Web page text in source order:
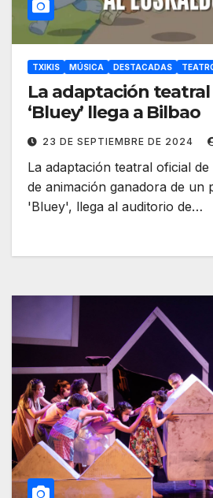
TXIKIS MÚSICA DESTACADAS
La adaptación teatral
‘Bluey’ llega a Bilbao
23 DE SEPTIEMBRE DE 2024
La adaptación teatral oficial
de animación ganadora de un
'Bluey', llega al auditorio de…